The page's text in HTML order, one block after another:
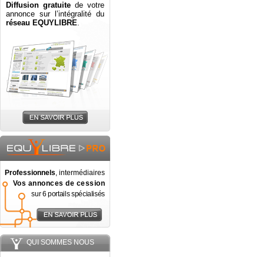
Diffusion gratuite de votre
annonce sur l’intégralité du
réseau EQUYLIBRE.
Professionnels, intermédiaires
Vos annonces de cession
sur 6 portails spécialisés
QUI SOMMES NOUS